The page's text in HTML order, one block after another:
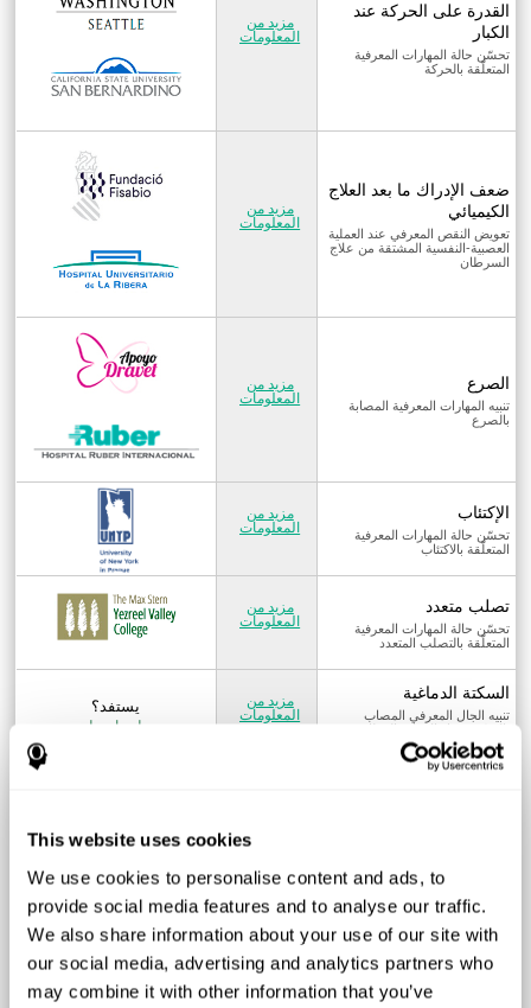
This website uses cookies
We use cookies to personalise content and ads, to
provide social media features and to analyse our traffic.
We also share information about your use of our site with
our social media, advertising and analytics partners who
may combine it with other information that you’ve
القدرة على الحركة عند
الكبار
تحسّن حالة المهارات المعرفية
المتعلّقة بالحركة
مزيد من
المعلومات
ضعف الإدراك ما بعد العلاج
الكيميائي
تعويض النقص المعرفي عند العملية
العصبية-النفسية المشتقة من علاج
السرطان
مزيد من
المعلومات
الصرع
تنبيه المهارات المعرفية المصابة
بالصرع
مزيد من
المعلومات
الإكتئاب
تحسّن حالة المهارات المعرفية
المتعلّقة بالاكتئاب
مزيد من
المعلومات
تصلب متعدد
تحسّن حالة المهارات المعرفية
المتعلّقة بالتصلب المتعدد
مزيد من
المعلومات
السكتة الدماغية
تنبيه الجال المعرفي المصاب
بالسكتة، مثل الانتباه، الوظائف
التنفيذية، اللغة والتوجيه
مزيد من
المعلومات
يستفد؟
اتصل بنا
وفرط النشاط
تحسّن حالة المهارات المعرفية
وفرط النشاط، مثل السلوك
النشاط.
مزيد من
المعلومات
يستفد؟
اتصل بنا